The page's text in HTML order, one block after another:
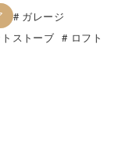
ガレージ
ストーブ ロフト